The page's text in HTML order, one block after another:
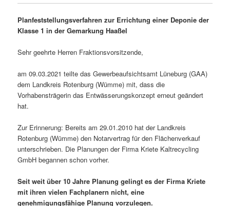
Planfeststellungsverfahren zur Errichtung einer Deponie der
Klasse 1 in der Gemarkung Haaßel
Sehr geehrte Herren Fraktionsvorsitzende,
am 09.03.2021 teilte das Gewerbeaufsichtsamt Lüneburg (GAA)
dem Landkreis Rotenburg (Wümme) mit, dass die
Vorhabensträgerin das Entwässerungskonzept erneut geändert
hat.
Zur Erinnerung: Bereits am 29.01.2010 hat der Landkreis
Rotenburg (Wümme) den Notarvertrag für den Flächenverkauf
unterschrieben. Die Planungen der Firma Kriete Kaltrecycling
GmbH begannen schon vorher.
Seit weit über 10 Jahre Planung gelingt es der Firma Kriete
mit ihren vielen Fachplanern nicht, eine
genehmigungsfähige Planung vorzulegen.